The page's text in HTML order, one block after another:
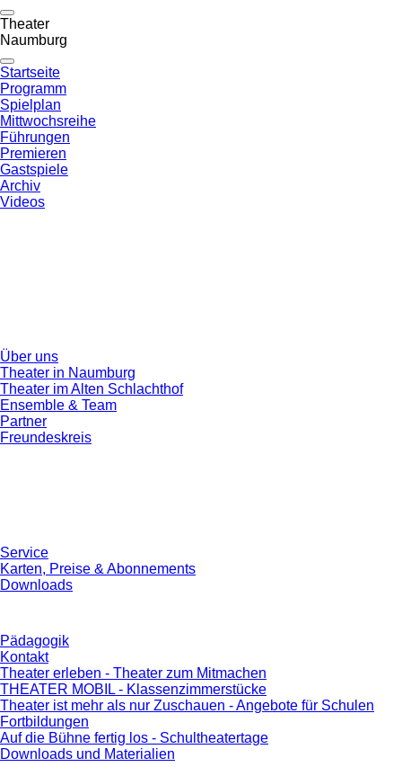
Theater
Naumburg
Startseite
Programm
Spielplan
Mittwochsreihe
Führungen
Premieren
Gastspiele
Archiv
Videos
Über uns
Theater in Naumburg
Theater im Alten Schlachthof
Ensemble & Team
Partner
Freundeskreis
Service
Karten, Preise & Abonnements
Downloads
Pädagogik
Kontakt
Theater erleben - Theater zum Mitmachen
THEATER MOBIL - Klassenzimmerstücke
Theater ist mehr als nur Zuschauen - Angebote für Schulen
Fortbildungen
Auf die Bühne fertig los - Schultheatertage
Downloads und Materialien